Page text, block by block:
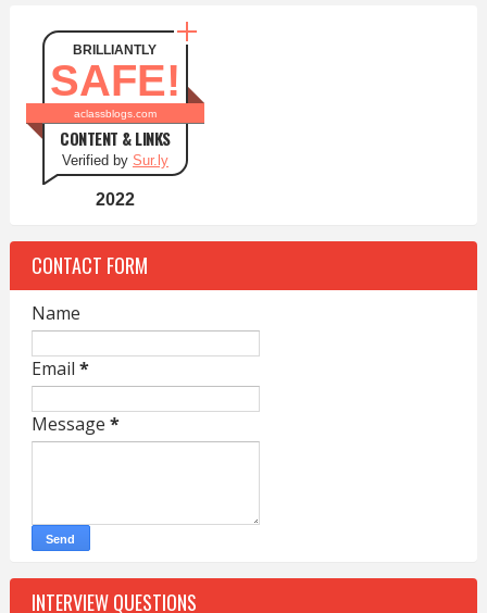
BRILLIANTLY
SAFE!
aclassblogs.com
CONTENT & LINKS
Verified by Sur.ly
2022
CONTACT FORM
Name
Email *
Message *
INTERVIEW QUESTIONS